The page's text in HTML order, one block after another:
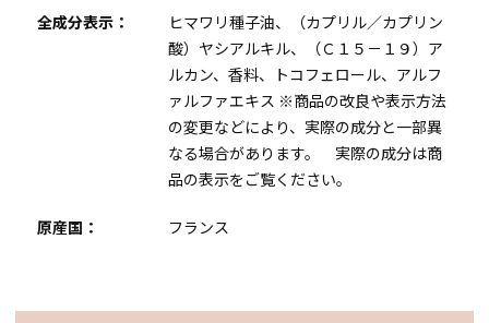
全成分表示：
ヒマワリ種子油、（カプリル／カプリン
酸）ヤシアルキル、（Ｃ１５－１９）ア
ルカン、香料、トコフェロール、アルフ
ァルファエキス ※商品の改良や表示方法
の変更などにより、実際の成分と一部異
なる場合があります。 実際の成分は商
品の表示をご覧ください。
原産国： フランス